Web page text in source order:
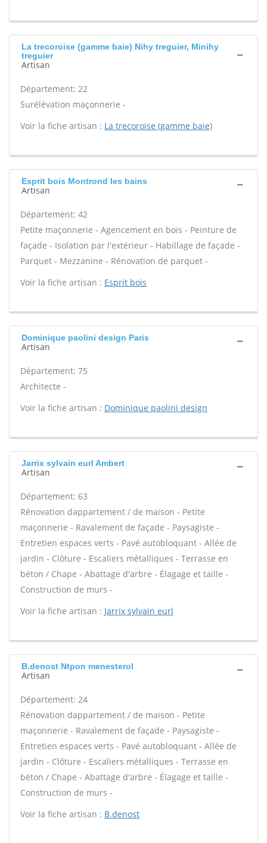
La trecoroise (gamme baie) Nihy treguier, Minihy
treguier
Artisan
Département: 22
Surélévation maçonnerie -
Voir la fiche artisan : La trecoroise (gamme baie)
Esprit bois Montrond les bains
Artisan
Département: 42
Petite maçonnerie - Agencement en bois - Peinture de
façade - Isolation par l'extérieur - Habillage de façade -
Parquet - Mezzanine - Rénovation de parquet -
Voir la fiche artisan : Esprit bois
Dominique paolini design Paris
Artisan
Département: 75
Architecte -
Voir la fiche artisan : Dominique paolini design
Jarrix sylvain eurl Ambert
Artisan
Département: 63
Rénovation dappartement / de maison - Petite
maçonnerie - Ravalement de façade - Paysagiste -
Entretien espaces verts - Pavé autobloquant - Allée de
jardin - Clôture - Escaliers métalliques - Terrasse en
béton / Chape - Abattage d'arbre - Élagage et taille -
Construction de murs -
Voir la fiche artisan : Jarrix sylvain eurl
B.denost Ntpon menesterol
Artisan
Département: 24
Rénovation dappartement / de maison - Petite
maçonnerie - Ravalement de façade - Paysagiste -
Entretien espaces verts - Pavé autobloquant - Allée de
jardin - Clôture - Escaliers métalliques - Terrasse en
béton / Chape - Abattage d'arbre - Élagage et taille -
Construction de murs -
Voir la fiche artisan : B.denost